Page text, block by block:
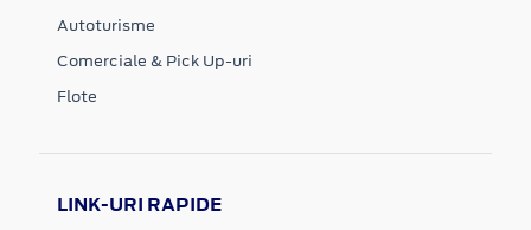
Autoturisme
Comerciale & Pick Up-uri
Flote
LINK-URI RAPIDE